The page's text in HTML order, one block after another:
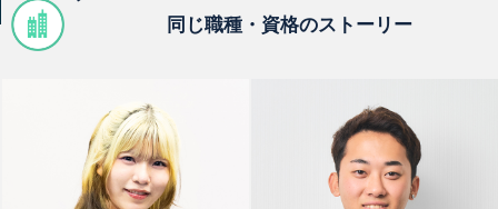
同じ職種・資格のストーリー